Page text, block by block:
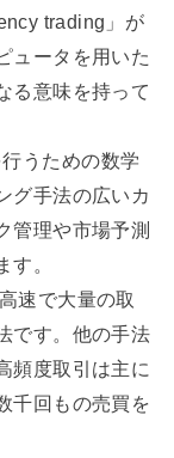
trading」が
ュータを用いた
る意味を持って
うための数学
グ手法の広いカ
管理や市場予測
。
速で大量の取
です。他の手法
頻度取引は主に
千回もの売買を